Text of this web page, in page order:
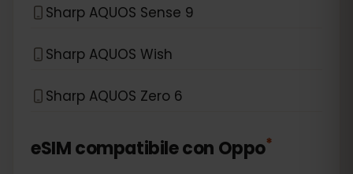
Sharp AQUOS Sense 9
Sharp AQUOS Wish
Sharp AQUOS Zero 6
eSIM compatibile con Oppo*